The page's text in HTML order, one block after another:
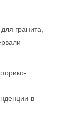
гранита,
в